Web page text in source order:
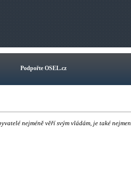
Podpořte OSEL.cz
nejméně věří svým vládám, je také